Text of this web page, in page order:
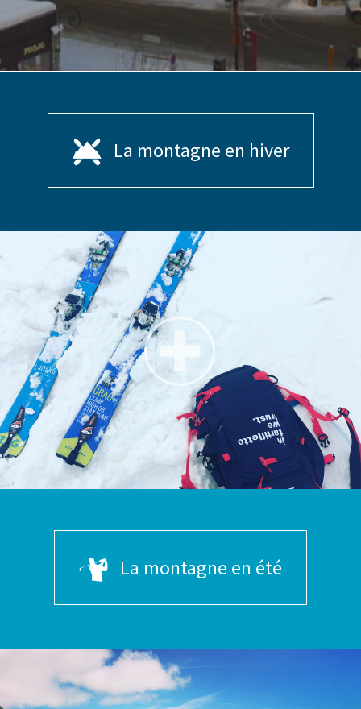
La montagne en hiver
La montagne en été